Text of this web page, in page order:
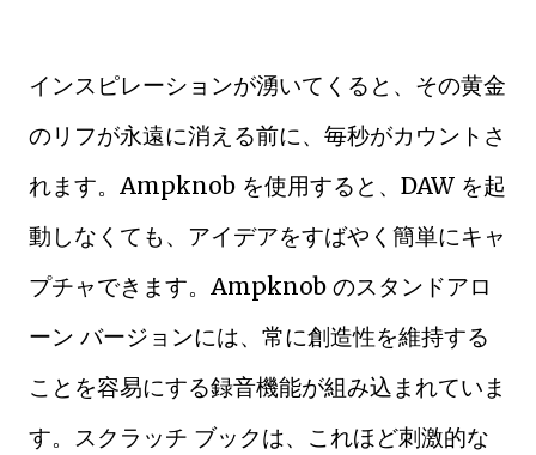
インスピレーションが湧いてくると、その黄金
のリフが永遠に消える前に、毎秒がカウントさ
れます。Ampknob を使用すると、DAW を起
動しなくても、アイデアをすばやく簡単にキャ
プチャできます。Ampknob のスタンドアロ
ーン バージョンには、常に創造性を維持する
ことを容易にする録音機能が組み込まれていま
す。スクラッチ ブックは、これほど刺激的な